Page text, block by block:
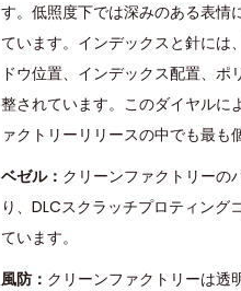
す。低照度下では深みのある表情
ています。インデックスと針には
ドウ位置、インデックス配置、
整されています。このダイヤルに
ァクトリーリリースの中でも最も
ベゼル： クリーンファクトリーの
り、DLCスクラッチプロティン
ています。
風防： クリーンファクトリーは透